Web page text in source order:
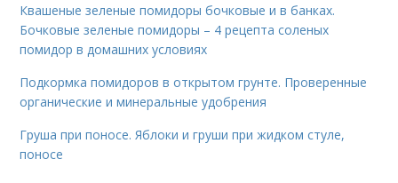
Квашеные зеленые помидоры бочковые и в банках.
Бочковые зеленые помидоры – 4 рецепта соленых
помидор в домашних условиях
Подкормка помидоров в открытом грунте. Проверенные
органические и минеральные удобрения
Груша при поносе. Яблоки и груши при жидком стуле,
поносе